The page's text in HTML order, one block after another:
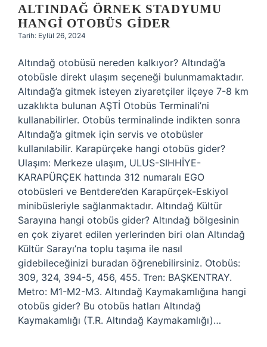
ALTINDAĞ ÖRNEK STADYUMU
HANGI OTOBÜS GIDER
Tarih: Eylül 26, 2024
Altındağ otobüsü nereden kalkıyor? Altındağ’a
otobüsle direkt ulaşım seçeneği bulunmamaktadır.
Altındağ’a gitmek isteyen ziyaretçiler ilçeye 7-8 km
uzaklıkta bulunan AŞTİ Otobüs Terminali’ni
kullanabilirler. Otobüs terminalinde indikten sonra
Altındağ’a gitmek için servis ve otobüsler
kullanılabilir. Karapürçeke hangi otobüs gider?
Ulaşım: Merkeze ulaşım, ULUS-SIHHİYE-
KARAPÜRÇEK hattında 312 numaralı EGO
otobüsleri ve Bentdere’den Karapürçek-Eskiyol
minibüsleriyle sağlanmaktadır. Altındağ Kültür
Sarayına hangi otobüs gider? Altındağ bölgesinin
en çok ziyaret edilen yerlerinden biri olan Altındağ
Kültür Sarayı’na toplu taşıma ile nasıl
gidebileceğinizi buradan öğrenebilirsiniz. Otobüs:
309, 324, 394-5, 456, 455. Tren: BAŞKENTRAY.
Metro: M1-M2-M3. Altındağ Kaymakamlığına hangi
otobüs gider? Bu otobüs hatları Altındağ
Kaymakamlığı (T.R. Altındağ Kaymakamlığı)…